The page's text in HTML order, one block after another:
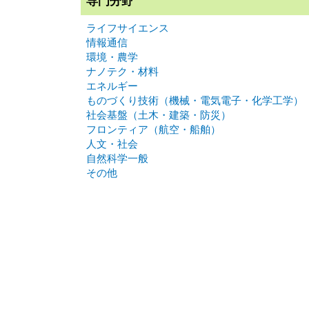
ライフサイエンス
情報通信
環境・農学
ナノテク・材料
エネルギー
ものづくり技術（機械・電気電子・化学工学）
社会基盤（土木・建築・防災）
フロンティア（航空・船舶）
人文・社会
自然科学一般
その他